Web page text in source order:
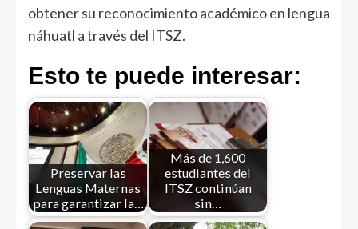
obtener su reconocimiento académico en lengua
náhuatl a través del ITSZ.
Esto te puede interesar:
Preservar las
Lenguas Maternas
para garantizar la…
Más de 1,600
estudiantes del
ITSZ continúan
sin…